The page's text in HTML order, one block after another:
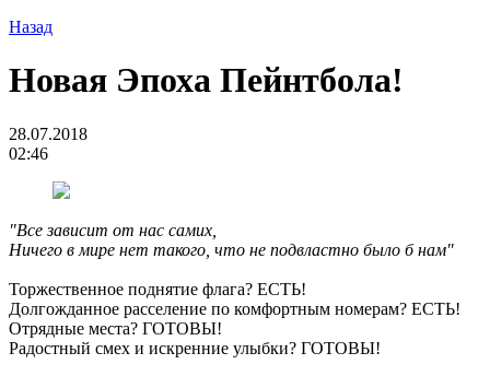
Назад
Новая Эпоха Пейнтбола!
28.07.2018
02:46
"Все зависит от нас самих,
Ничего в мире нет такого, что не подвластно было б нам"
Торжественное поднятие флага? ЕСТЬ!
Долгожданное расселение по комфортным номерам? ЕСТЬ!
Отрядные места? ГОТОВЫ!
Радостный смех и искренние улыбки? ГОТОВЫ!